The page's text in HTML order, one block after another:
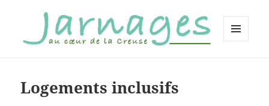
Logements inclusifs